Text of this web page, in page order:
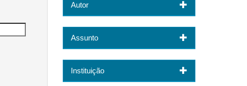
Autor
Assunto
Instituição